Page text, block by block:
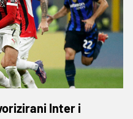
Inter i